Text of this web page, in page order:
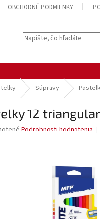
OBCHODNÉ PODMIENKY
Súpravy
12
Podrobnosti hodnotenia